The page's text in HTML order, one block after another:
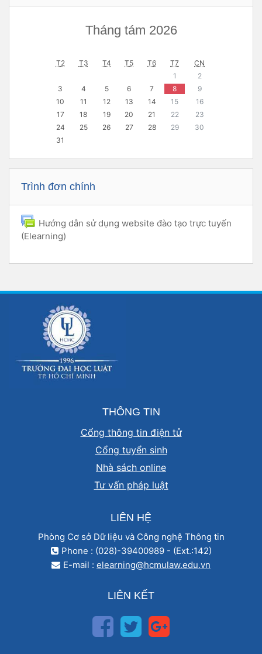
Tháng tám 2026
T2 T3 T4 T5 T6 T7
CN
1
2
3
4 5 6 7 8
9
10
11 12 13 14 15
16
17
18 19 20 21 22
23
24
25 26 27 28 29
30
31
Trình đơn chính
Hướng dẫn sử dụng website đào tạo trực tuyến
(Elearning)
THÔNG TIN
Cổng thông tin điện tử
Cổng tuyển sinh
Nhà sách online
Tư vấn pháp luật
LIÊN HỆ
Phòng Cơ sở Dữ liệu và Công nghệ Thông tin
Phone : (028)-39400989 - (Ext.:142)
E-mail : elearning@hcmulaw.edu.vn
LIÊN KẾT